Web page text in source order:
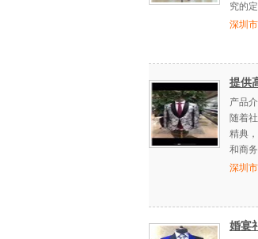
究的
深圳
提供
产品介
随着
精典
和商
深圳
婚宴